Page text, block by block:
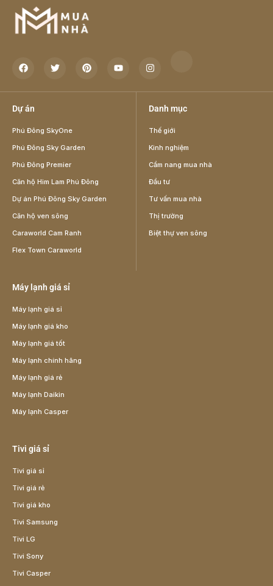
Dự án
Phú Đông SkyOne
Phú Đông Sky Garden
Phú Đông Premier
Căn hộ Him Lam Phú Đông
Dự án Phú Đông Sky Garden
Căn hộ ven sông
Caraworld Cam Ranh
Flex Town Caraworld
Danh mục
Thế giới
Kinh nghiệm
Cẩm nang mua nhà
Đầu tư
Tư vấn mua nhà
Thị trường
Biệt thự ven sông
Máy lạnh giá sỉ
Máy lạnh giá sỉ
Máy lạnh giá kho
Máy lạnh giá tốt
Máy lạnh chính hãng
Máy lạnh giá rẻ
Máy lạnh Daikin
Máy lạnh Casper
Tivi giá sỉ
Tivi giá sỉ
Tivi giá rẻ
Tivi giá kho
Tivi Samsung
Tivi LG
Tivi Sony
Tivi Casper